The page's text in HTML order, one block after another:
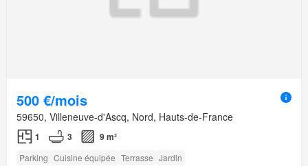
500 €/mois
59650, Villeneuve-d'Ascq, Nord, Hauts-de-France
1 3 9 m²
Parking Cuisine équipée Terrasse Jardin